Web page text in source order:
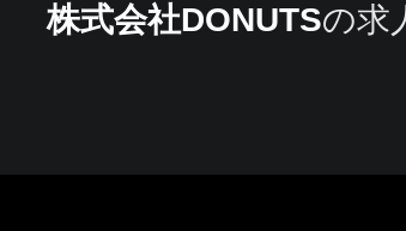
株式会社DONUTSの求